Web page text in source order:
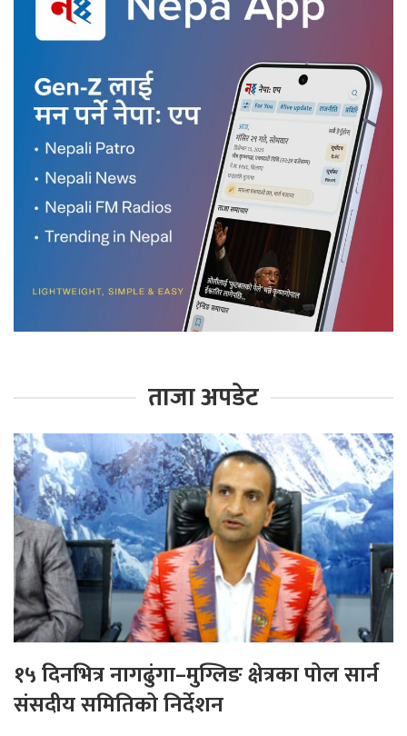
ताजा अपडेट
१५ दिनभित्र नागढुंगा–मुग्लिङ क्षेत्रका पोल सार्न
संसदीय समितिको निर्देशन